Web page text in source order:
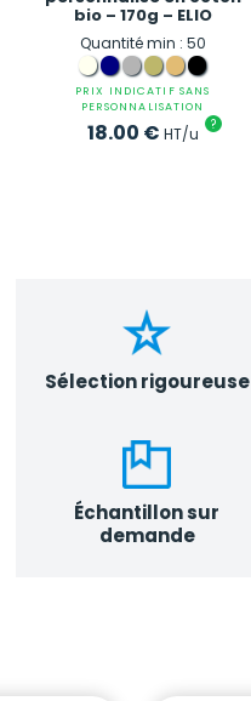
bio – 170g – ELIO
Quantité min : 50
PRIX INDICATIF SANS
PERSONNALISATION
18.00 € HT/u ?
Sélection rigoureuse
Échantillon sur
demande